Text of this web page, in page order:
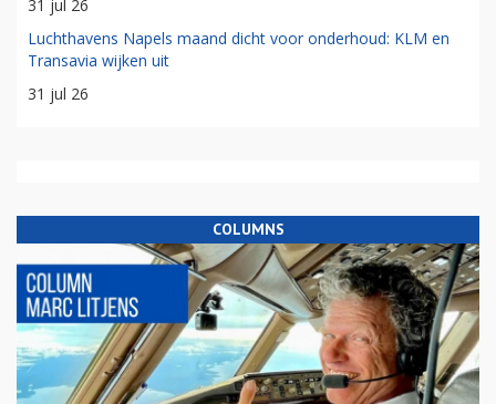
31 jul 26
Luchthavens Napels maand dicht voor onderhoud: KLM en
Transavia wijken uit
31 jul 26
COLUMNS